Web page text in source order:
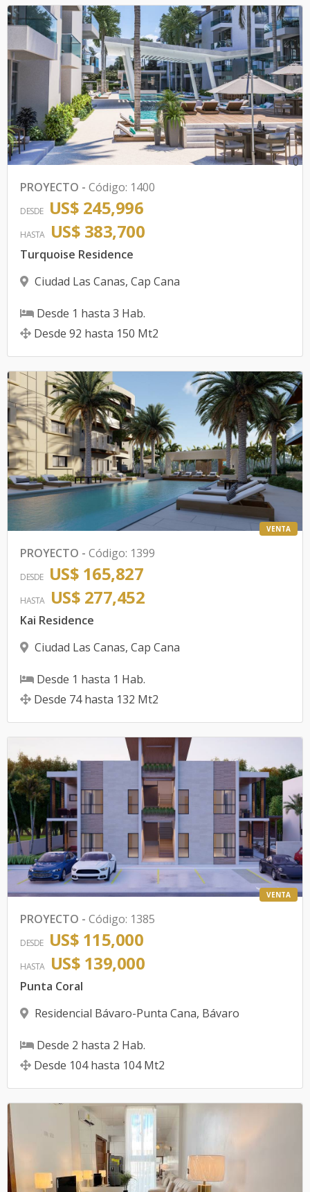
0
PROYECTO - Código: 1400
DESDE US$ 245,996
HASTA US$ 383,700
Turquoise Residence
Ciudad Las Canas, Cap Cana
Desde 1 hasta 3 Hab.
Desde 92 hasta 150 Mt2
VENTA
PROYECTO - Código: 1399
DESDE US$ 165,827
HASTA US$ 277,452
Kai Residence
Ciudad Las Canas, Cap Cana
Desde 1 hasta 1 Hab.
Desde 74 hasta 132 Mt2
VENTA
PROYECTO - Código: 1385
DESDE US$ 115,000
HASTA US$ 139,000
Punta Coral
Residencial Bávaro-Punta Cana, Bávaro
Desde 2 hasta 2 Hab.
Desde 104 hasta 104 Mt2